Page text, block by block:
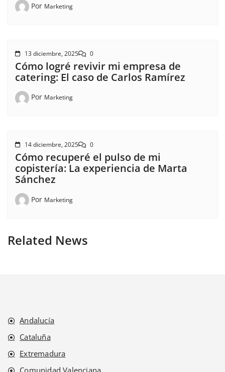
Related News
14 diciembre, 2025 0
Cómo recuperé el pulso de mi
copistería: La experiencia de Marta
Sánchez
Por Marketing
13 diciembre, 2025 0
Cómo logré revivir mi empresa de
catering: El caso de Carlos Ramírez
Por Marketing
Por Marketing
Andalucía
Cataluña
Extremadura